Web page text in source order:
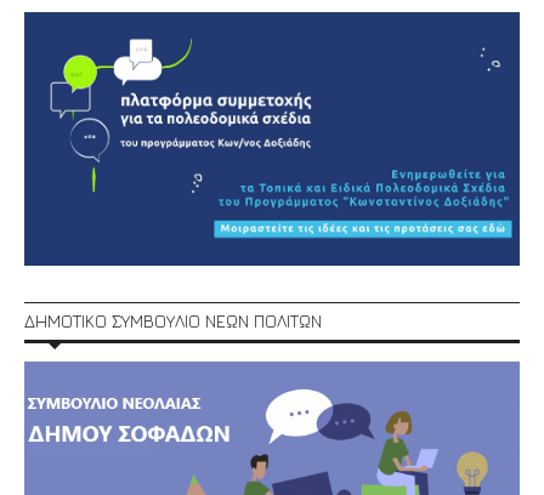
ΔΗΜΟΤΙΚΟ ΣΥΜΒΟΥΛΙΟ ΝΕΩΝ ΠΟΛΙΤΩΝ